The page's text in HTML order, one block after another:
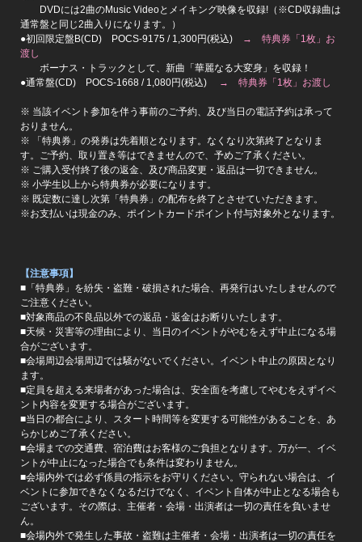
DVDには2曲のMusic Videoとメイキング映像を収録!（※CD収録曲は
通常盤と同じ2曲入りになります。）
●初回限定盤B(CD) POCS-9175 / 1,300円(税込)
→ 特典券「1枚」お
渡し
ボーナス・トラックとして、新曲「華麗なる大変身」を収録！
●通常盤(CD) POCS-1668 / 1,080円(税込)
→ 特典券「1枚」お渡し
※ 当該イベント参加を伴う事前のご予約、及び当日の電話予約は承って
おりません。
※ 「特典券」の発券は先着順となります。なくなり次第終了となりま
す。ご予約、取り置き等はできませんので、予めご了承ください。
※ ご購入受付終了後の返金、及び商品変更・返品は一切できません。
※ 小学生以上から特典券が必要になります。
※ 既定数に達し次第「特典券」の配布を終了とさせていただきます。
※お支払いは現金のみ、ポイントカードポイント付与対象外となります。
【注意事項】
■「特典券」を紛失・盗難・破損された場合、再発行はいたしませんので
ご注意ください。
■対象商品の不良品以外での返品・返金はお断りいたします。
■天候・災害等の理由により、当日のイベントがやむをえず中止になる場
合がございます。
■会場周辺会場周辺では騒がないでください。イベント中止の原因となり
ます。
■定員を超える来場者があった場合は、安全面を考慮してやむをえずイベ
ント内容を変更する場合がございます。
■当日の都合により、スタート時間等を変更する可能性があることを、あ
らかじめご了承ください。
■会場までの交通費、宿泊費はお客様のご負担となります。万が一、イベ
ントが中止になった場合でも条件は変わりません。
■会場内外では必ず係員の指示をお守りください。守られない場合は、イ
ベントに参加できなくなるだけでなく、イベント自体が中止となる場合も
ございます。その際は、主催者・会場・出演者は一切の責任を負いませ
ん。
■会場内外で発生した事故・盗難は主催者・会場・出演者は一切の責任を